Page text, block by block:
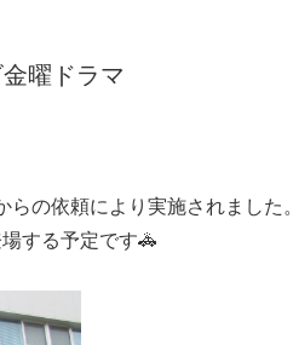
曜ドラマ
の依頼により実施されました。
する予定です🚓